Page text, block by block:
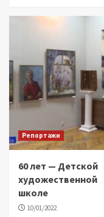
Репортажи
60 лет — Детской
художественной
школе
10/01/2022